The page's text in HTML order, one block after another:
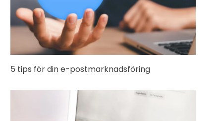
5 tips för din e-postmarknadsföring